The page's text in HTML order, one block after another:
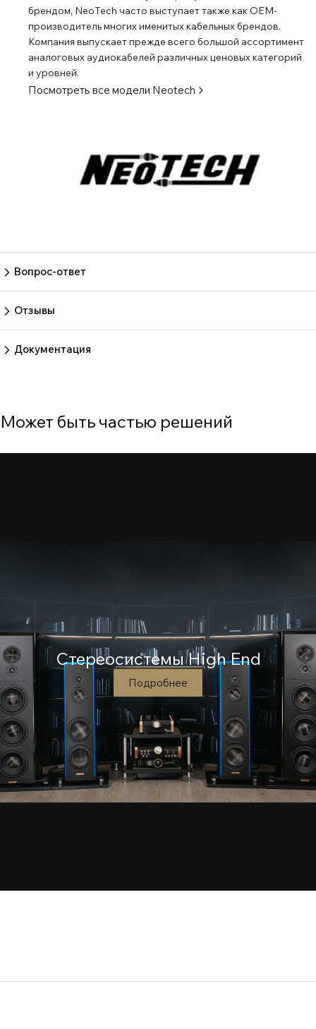
брендом, NeoTech часто выступает также как OEM-
производитель многих именитых кабельных брендов.
Компания выпускает прежде всего большой ассортимент
аналоговых аудиокабелей различных ценовых категорий
и уровней.
Посмотреть все модели Neotech
Вопрос-ответ
Отзывы
Документация
Может быть частью решений
Стереосистемы High End
Подробнее